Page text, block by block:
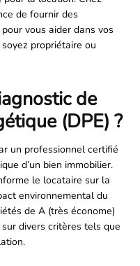
de fournir des
vous aider dans vos
propriétaire ou
de
(DPE) ?
un professionnel certifié
d’un bien immobilier.
le locataire sur la
environnemental du
de A (très économe)
divers critères tels que